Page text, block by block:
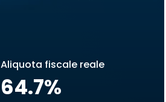
Aliquota fiscale reale
64.7%